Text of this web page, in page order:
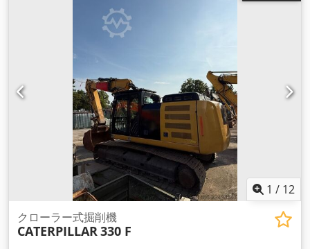
1 / 12
クローラー式掘削機
CATERPILLAR330 F